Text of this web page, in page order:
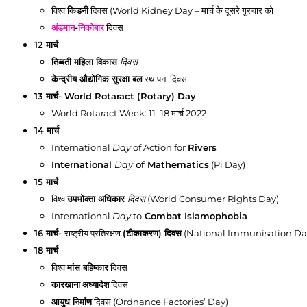
विश्वकिडनीदिवस (World Kidney Day – मार्च के दूसरे गुरुवार को
अंडमान-निकोबारदिवस
12 मार्च
तिब्बती महिला विकास दिवस
केन्द्रीय औद्योगिक सुरक्षा बलस्थापना दिवस
13 मार्च- World Rotaract (Rotary) Day
World Rotaract Week: 11–18 मार्च 2022
14 मार्च
International Dayof Action for Rivers
International Dayof Mathematics (Pi Day)
15 मार्च
विश्वउपभोक्ता अधिकार दिवस(World Consumer Rights Day)
International Dayto Combat Islamophobia
16 मार्च-राष्ट्रीय प्रतिरक्षण (टीकाकरण) दिवस(National Immunisation
18 मार्च
विश्वमांस बहिष्कारदिवस
कारखानाअध्यादेशदिवस
आयुध निर्माणदिवस (Ordnance Factories’ Day)